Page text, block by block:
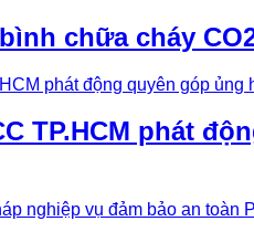
chữa cháy
TP.HCM phát